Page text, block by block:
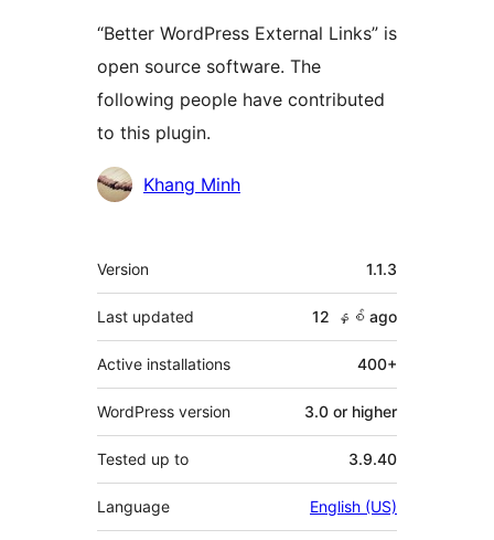
“Better WordPress External Links” is
open source software. The
following people have contributed
to this plugin.
ContributorsKhang Minh
Meta
Version 1.1.3
Last updated 12 နှစ် ago
Active installations 400+
WordPress version 3.0 or higher
Tested up to 3.9.40
Language English (US)